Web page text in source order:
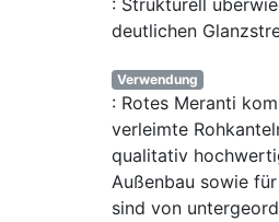
: Strukturell
deutlichen
Verwendung
: Rotes Meranti
verleimte
qualitativ
Außenbau sowie
sind von